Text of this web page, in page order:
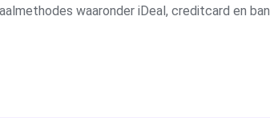
waaronder iDeal, creditcard en